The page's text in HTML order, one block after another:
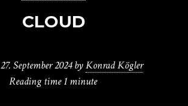
CLOUD
27. September 2024 byKonrad Kögler
Reading time1 minute